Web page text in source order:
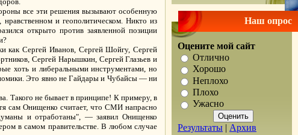
все эти решения вызывают особенную
и геополитическом. Никто из
открыто против заявленной позиции
как Сергей Иванов, Сергей Шойгу, Сергей
Сергей Нарышкин, Сергей Глазьев и
хоть и либеральными инструментами, но
Это явно не Гайдары и Чубайсы — ни
Такого не бывает в принципе! К примеру, в
сам Онищенко считает, что СМИ напрасно
и отработаны", — заявил Онищенко
в самом правительстве. В любом случае
Наш опрос
Оцените мой сайт
Отлично
Хорошо
Неплохо
Плохо
Ужасно
Результаты | Архив